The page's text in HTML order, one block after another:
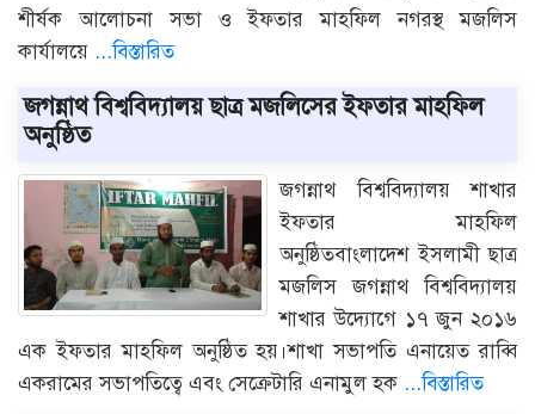
শীর্ষক আলোচনা সভা ও ইফতার মাহফিল নগরস্থ মজলিস
কার্যালয়ে ...বিস্তারিত
জগন্নাথ বিশ্ববিদ্যালয় ছাত্র মজলিসের ইফতার মাহফিল
অনুষ্ঠিত
জগন্নাথ বিশ্ববিদ্যালয় শাখার
ইফতার মাহফিল
অনুষ্ঠিতবাংলাদেশ ইসলামী ছাত্র
মজলিস জগন্নাথ বিশ্ববিদ্যালয়
শাখার উদ্যোগে ১৭ জুন ২০১৬
এক ইফতার মাহফিল অনুষ্ঠিত হয়।শাখা সভাপতি এনায়েত রাব্বি
একরামের সভাপতিত্বে এবং সেক্রেটারি এনামুল হক ...বিস্তারিত